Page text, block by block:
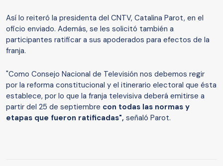
Así lo reiteró la presidenta del CNTV, Catalina Parot, en el
oficio enviado. Además, se les solicitó también a
participantes ratificar a sus apoderados para efectos de la
franja.
"Como Consejo Nacional de Televisión nos debemos regir
por la reforma constitucional y el itinerario electoral que ésta
establece, por lo que la franja televisiva deberá emitirse a
partir del 25 de septiembre con todas las normas y
etapas que fueron ratificadas", señaló Parot.